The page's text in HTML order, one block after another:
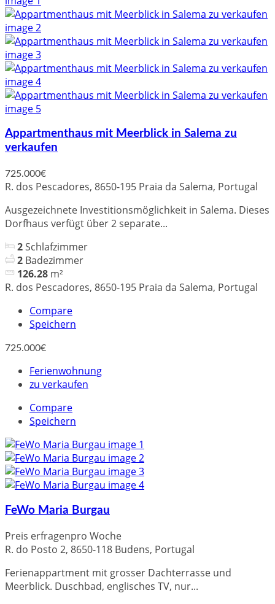
Appartmenthaus mit Meerblick in Salema zu
verkaufen
725.000€
R. dos Pescadores, 8650-195 Praia da Salema, Portugal
Ausgezeichnete Investitionsmöglichkeit in Salema. Dieses
Dorfhaus verfügt über 2 separate...
2Schlafzimmer
2 Badezimmer
126.28 m²
R. dos Pescadores, 8650-195 Praia da Salema, Portugal
Compare
Speichern
725.000€
Ferienwohnung
zu verkaufen
Compare
Speichern
FeWo Maria Burgau
Preis erfragenpro Woche
R. do Posto 2, 8650-118 Budens, Portugal
Ferienappartment mit grosser Dachterrasse und
Meerblick. Duschbad, englisches TV, nur...